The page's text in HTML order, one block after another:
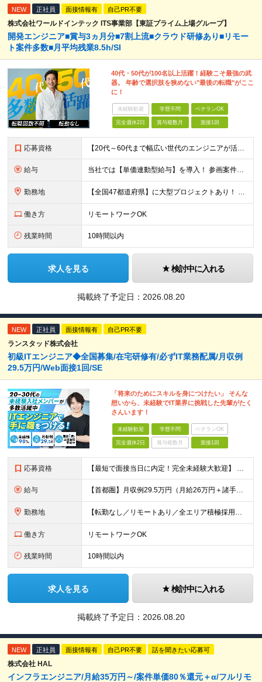
NEW 正社員 面接情報有 自己PR不要
株式会社ワールドインテック ITS事業部【東証プライム上場グループ】
開発エンジニア■賞与3ヵ月分■7割上流■クラウド研修あり■リモー
ト案件多数■月平均残業8.5h/SI
40代・50代が100名以上活躍！経験こそ最強の武
器。 年齢で選択肢を狭めない"最後の転職"がここ
に！
未経験歓迎 学歴不問 ベテランOK
完全週休2日 賞与複数月 面接1回
応募資格 【20代～60代まで幅広い世代のエンジニアが活躍してます】 ■学歴不問 ■転職回数不問 ■開発経験（年数不問）をお持ちの方
給与 当社では【単価連動型給与】を導入！ 参画案件の契約単価に連動して給与が決定。 還元率は単価の【70％～80％】と東証プライム上場グループとして高水準です！（社会保険料・教育コスト含む） ■関東：月給
勤務地 【全国47都道府県】に大型プロジェクトあり！ 主要勤務地： 北海道/宮城県/栃木県/埼玉県/千葉県/東京都/神奈川県/愛知県/大阪府/京都府/兵庫県/広島県/福岡県/熊本県 ※勤務エリアは、あなたの
働き方 リモートワークOK
残業時間 10時間以内
求人を見る 検討中に入れる
掲載終了予定日： 2026.08.20
NEW 正社員 面接情報有 自己PR不要
ランスタッド株式会社
初級ITエンジニア◆全国募集/在宅研修有/必ずIT業務配属/月収例
29.5万円/Web面接1回/SE
「将来のためにスキルを身につけたい」 そんな
想いから、未経験でIT業界に挑戦した先輩がたく
さんいます！
未経験歓迎 学歴不問 ベテランOK
完全週休2日 賞与複数月 面接1回
応募資格 【最短で面接当日に内定！完全未経験大歓迎】 ・業種／職種未経験歓迎 ・社会人デビュー、第二新卒、既卒者大歓迎 ・学歴不問（文系、理系不問） ・20代～30代、男女問わず活躍中 ・服装、髪色自由 ・明確
給与 【首都圏】月収例29.5万円（月給26万円＋諸手当） 【東海・関西】月収例28.5万円（月給25万円＋諸手当） 【九州】月収例26万円（月給23万円＋諸手当） ※経験・スキル・前職給与を踏まえ、総合
勤務地 【転勤なし／リモートあり／全エリア積極採用中】 ・大手企業のプロジェクトが中心 ・勤務エリアは希望を考慮し決定 ・研修はリモートメインで実施します ・U&Iターンの方も大歓迎◎ ＜主なエリア＞ ■首
働き方 リモートワークOK
残業時間 10時間以内
求人を見る 検討中に入れる
掲載終了予定日： 2026.08.20
NEW 正社員 面接情報有 自己PR不要 話を聞きたい応募可
株式会社 HAL
インフラエンジニア/月給35万円～/案件単価80％還元＋α/フルリモ